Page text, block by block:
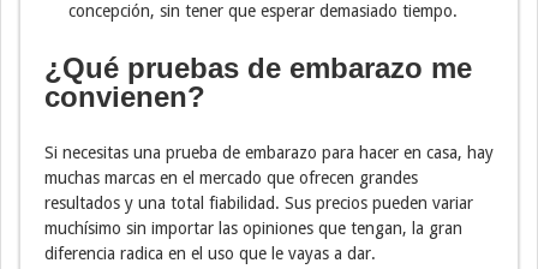
concepción, sin tener que esperar demasiado tiempo.
¿Qué pruebas de embarazo me
convienen?
Si necesitas una prueba de embarazo para hacer en casa, hay
muchas marcas en el mercado que ofrecen grandes
resultados y una total fiabilidad. Sus precios pueden variar
muchísimo sin importar las opiniones que tengan, la gran
diferencia radica en el uso que le vayas a dar.